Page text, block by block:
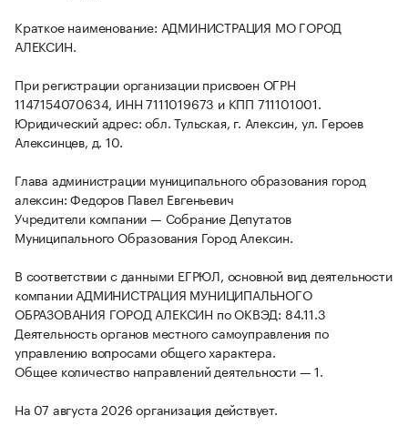
Краткое наименование: АДМИНИСТРАЦИЯ МО ГОРОД
АЛЕКСИН.
При регистрации организации присвоен ОГРН
1147154070634, ИНН 7111019673 и КПП 711101001.
Юридический адрес: обл. Тульская, г. Алексин, ул. Героев
Алексинцев, д. 10.
Глава администрации муниципального образования город
алексин: Федоров Павел Евгеньевич
Учредители компании — Собрание Депутатов
Муниципального Образования Город Алексин.
В соответствии с данными ЕГРЮЛ, основной вид деятельности
компании АДМИНИСТРАЦИЯ МУНИЦИПАЛЬНОГО
ОБРАЗОВАНИЯ ГОРОД АЛЕКСИН по ОКВЭД: 84.11.3
Деятельность органов местного самоуправления по
управлению вопросами общего характера.
Общее количество направлений деятельности — 1.
На 07 августа 2026 организация действует.